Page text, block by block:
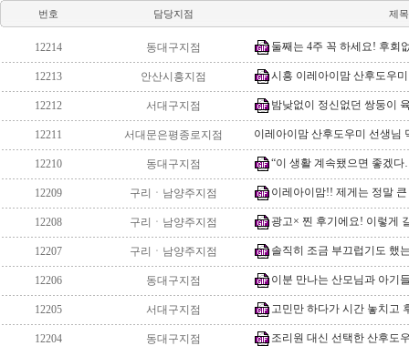
번호 담당지점 제목
12214 동대구지점 둘째는 4주 꼭 하세요! 후회
12213 안산시흥지점 시흥 이레아이맘 산후도우
12212 서대구지점 밤낮없이 정신없던 쌍둥이
12211 서대문은평종로지점 이레아이맘 산후도우미 선생님
12210 동대구지점 “이 생활 계속됐으면 좋겠
12209 구리ㆍ남양주지점 이레아이맘!! 제게는 정말
12208 구리ㆍ남양주지점 광고× 찐 후기에요! 이렇게
12207 구리ㆍ남양주지점 솔직히 조금 부끄럽기도 했
12206 동대구지점 이분 만나는 산모님과 아기
12205 서대구지점 고민만 하다가 시간 놓치고
12204 동대구지점 조리원 대신 선택한 산후도